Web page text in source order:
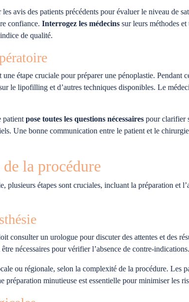
avis des patients précédents pour évaluer le niveau de
confiance. Interrogez les médecins sur leurs méthodes
de qualité.
étape cruciale pour préparer une pénoplastie.
le lipofilling et d’autres techniques disponibles. Le
patient pose toutes les questions nécessaires pour clarifier
Une bonne communication entre le patient et le
la procédure
plusieurs étapes sont cruciales, incluant la préparation et
consulter un urologue pour discuter des attentes et des
nécessaires pour vérifier l’absence de contre-indications.
ou régionale, selon la complexité de la procédure. Les
préparation minutieuse est essentielle pour minimiser les